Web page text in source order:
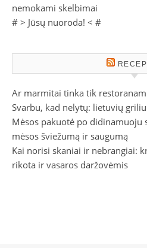
nemokami skelbimai
# > Jūsų nuoroda! < #
Ar marmitai tinka tik
Svarbu, kad nelytų: lietuvių
Mėsos pakuotė po didinamuoju
mėsos šviežumą ir saugumą
Kai norisi skaniai ir nebrangiai:
rikota ir vasaros daržovėmis